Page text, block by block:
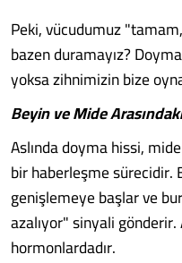
Peki, vücudumuz
bazen duramayız?
yoksa zihnimizin bize
Beyin ve Mide
Aslında doyma hissi,
bir haberleşme
genişlemeye başlar ve
azalıyor" sinyali gönderir.
hormonlardadır.